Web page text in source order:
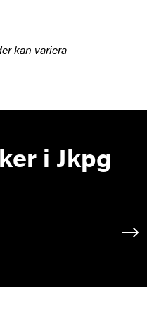
kan variera
i Jkpg